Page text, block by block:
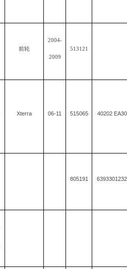
前轮
2004-
2009
513121
Xterra 06-11 515065 40202
805191